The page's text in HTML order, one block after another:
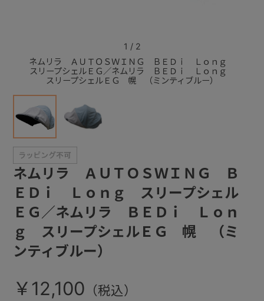
ネムリラ ＡＵＴＯＳＷＩＮＧ ＢＥＤｉ Ｌｏｎｇ
スリープシェルＥＧ／ネムリラ ＢＥＤｉ Ｌｏｎｇ
スリープシェルＥＧ 幌 （ミンティブルー）
1 / 2
ネムリラ ＡＵＴＯＳＷＩＮＧ Ｂ
ＥＤｉ Ｌｏｎｇ スリープシェル
ＥＧ／ネムリラ ＢＥＤｉ Ｌｏｎ
ｇ スリープシェルＥＧ 幌 （ミ
ンティブルー）
￥12,100